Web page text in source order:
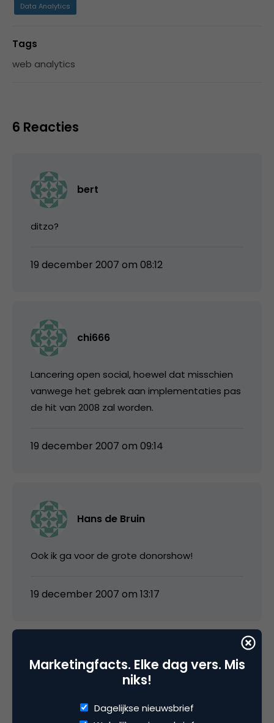
Data Analytics
Tags
web analytics
6 Reacties
bert
ditzo?
19 december 2007 om 08:12
chi666
Lancering open social, hoewel dat misschien
vanwege het gebrek aan implementaties pas
de hit van 2008 zal worden.
19 december 2007 om 09:14
Hans de Bruin
Ook ik ga voor de grote donorshow!
19 december 2007 om 13:17
media
@Jim: zowel Twitter als Goeiemoggel staan in
bovenstaand lijstje dus dat maakt 2 uit 4 😉
Marketingfacts. Elke dag vers. Mis
niks!
Dagelijkse nieuwsbrief